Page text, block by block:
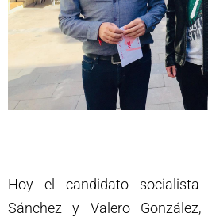
Hoy el candidato
Sánchez y Valero